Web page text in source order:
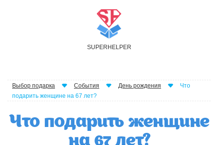
SUPER H ELPER
Выбор подарка События День рождения
Что
подарить женщине на 67 лет?
Что подарить женщине